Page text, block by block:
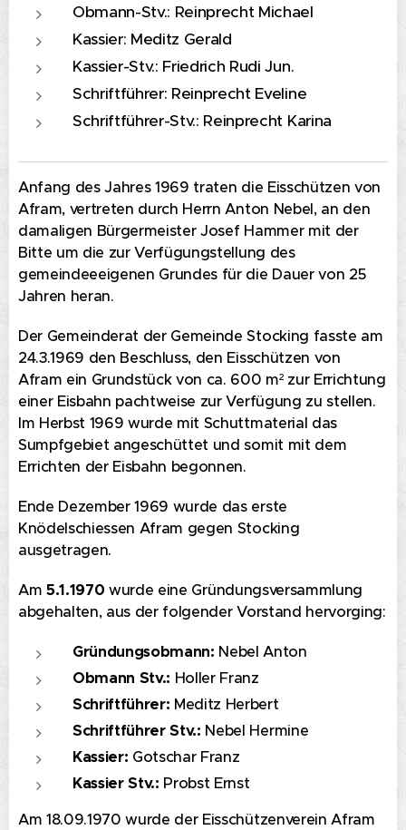
Obmann-Stv.: Reinprecht Michael
Kassier: Meditz Gerald
Kassier-Stv.: Friedrich Rudi Jun.
Schriftführer: Reinprecht Eveline
Schriftführer-Stv.: Reinprecht Karina
Anfang des Jahres 1969 traten die Eisschützen von
Afram, vertreten durch Herrn Anton Nebel, an den
damaligen Bürgermeister Josef Hammer mit der
Bitte um die zur Verfügungstellung des
gemeindeeeigenen Grundes für die Dauer von 25
Jahren heran.
Der Gemeinderat der Gemeinde Stocking fasste am
24.3.1969 den Beschluss, den Eisschützen von
Afram ein Grundstück von ca. 600 m² zur Errichtung
einer Eisbahn pachtweise zur Verfügung zu stellen.
Im Herbst 1969 wurde mit Schuttmaterial das
Sumpfgebiet angeschüttet und somit mit dem
Errichten der Eisbahn begonnen.
Ende Dezember 1969 wurde das erste
Knödelschiessen Afram gegen Stocking
ausgetragen.
Am5.1.1970 wurde eine Gründungsversammlung
abgehalten, aus der folgender Vorstand hervorging:
Gründungsobmann: Nebel Anton
Obmann Stv.: Holler Franz
Schriftführer: Meditz Herbert
Schriftführer Stv.: Nebel Hermine
Kassier: Gotschar Franz
Kassier Stv.: Probst Ernst
Am 18.09.1970 wurde der Eisschützenverein Afram